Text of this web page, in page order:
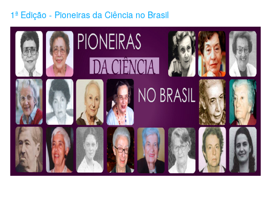
1ª Edição - Pioneiras da Ciência no Brasil